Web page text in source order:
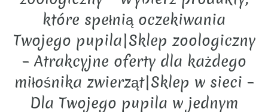
które spełnią oczekiwania
Twojego pupila|Sklep zoologiczny
– Atrakcyjne oferty dla każdego
miłośnika zwierząt|Sklep w sieci –
Dla Twojego pupila w jednym